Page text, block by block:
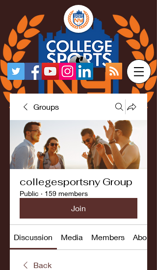
Groups
collegesportsny Group
Public · 159 members
Join
Discussion Media Members About
Back